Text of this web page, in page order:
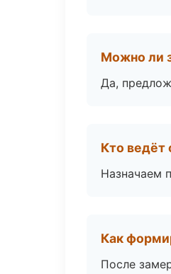
Можно ли
Да,
Кто ведёт
Назначаем
Как
После